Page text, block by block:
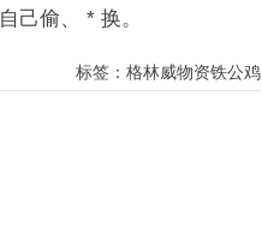
偷、 * 换。
标签：格林威物资铁公鸡